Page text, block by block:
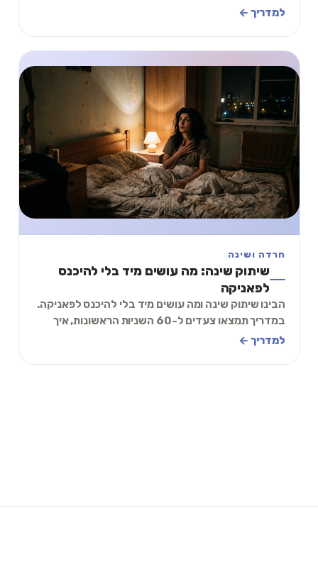
שינה רגילים, ותכל׳ס מה עושים הלילה.
למדריך ←
חרדה ושינה
שיתוק שינה: מה עושים מיד בלי להיכנס
לפאניקה
הבינו שיתוק שינה ומה עושים מיד בלי להיכנס לפאניקה.
במדריך תמצאו צעדים ל-60 השניות הראשונות, איך
להירדם שוב ואיך להפחית הישנויות כבר הלילה.
למדריך ←